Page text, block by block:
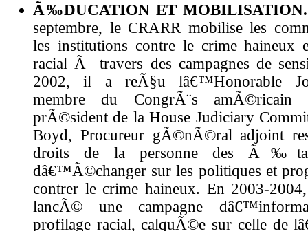
Ã‰DUCATION ET MOBILISATION.
septembre, le CRARR mobilise les
les institutions contre le crime haineux
racial Ã travers des campagnes de
2002, il a reÃ§u lâ€™Honorable
membre du CongrÃ¨s amÃ©ricain
prÃ©sident de la House Judiciary
Boyd, Procureur gÃ©nÃ©ral adjoint
droits de la personne des
dâ€™Ã©changer sur les politiques et
contrer le crime haineux. En 2003-
lancÃ© une campagne
profilage racial, calquÃ©e sur celle de